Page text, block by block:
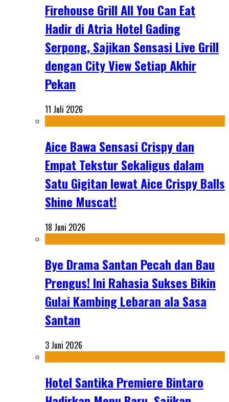
Firehouse Grill All You Can Eat
Hadir di Atria Hotel Gading
Serpong, Sajikan Sensasi Live Grill
dengan City View Setiap Akhir
Pekan
11 Juli 2026
Aice Bawa Sensasi Crispy dan
Empat Tekstur Sekaligus dalam
Satu Gigitan lewat Aice Crispy Balls
Shine Muscat!
18 Juni 2026
Bye Drama Santan Pecah dan Bau
Prengus! Ini Rahasia Sukses Bikin
Gulai Kambing Lebaran ala Sasa
Santan
3 Juni 2026
Hotel Santika Premiere Bintaro